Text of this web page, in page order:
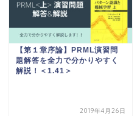
【第１章序論】PRML演習問
題解答を全力で分かりやすく
解説！＜1.41＞
2019年4月26日